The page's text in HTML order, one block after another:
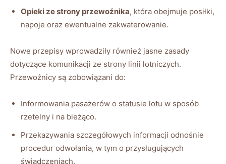
Opieki ze strony przewoźnika, która obejmuje posiłki,⁢
napoje oraz ewentualne zakwaterowanie.
Nowe przepisy wprowadziły ⁣również jasne‍ zasady
dotyczące komunikacji ze⁣ strony‍ linii lotniczych.
Przewoźnicy są⁤ zobowiązani do:
Informowania‍ pasażerów o ⁣statusie lotu w sposób
rzetelny ⁤i na bieżąco.
Przekazywania szczegółowych ⁤informacji odnośnie
procedur odwołania,‌ w⁤ tym o przysługujących
świadczeniach.